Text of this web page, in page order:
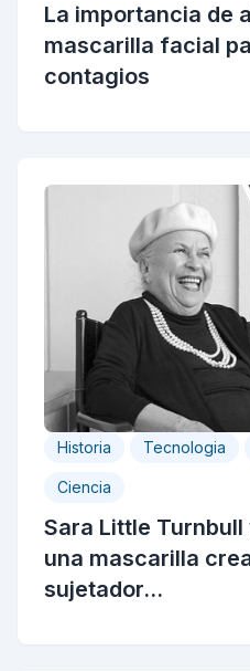
La importancia de
mascarilla facial
contagios
Historia Tecnologia
Ciencia
Sara Little
una mascarilla
sujetador...